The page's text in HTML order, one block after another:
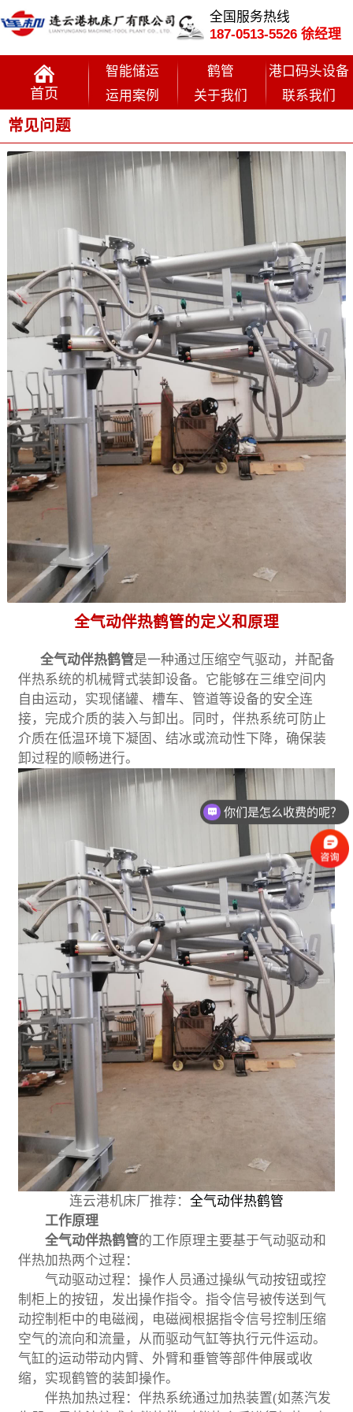
全国服务热线
187-0513-5526 徐经理
首页
智能储运 鹤管
港口码头设备
运用案例
关于我们 联系我们
常见问题
全气动伴热鹤管的定义和原理
全气动伴热鹤管是一种通过压缩空气驱动，并配备
伴热系统的机械臂式装卸设备。它能够在三维空间内
自由运动，实现储罐、槽车、管道等设备的安全连
接，完成介质的装入与卸出。同时，伴热系统可防止
介质在低温环境下凝固、结冰或流动性下降，确保装
卸过程的顺畅进行。
连云港机床厂推荐： 全气动伴热鹤管
工作原理
全气动伴热鹤管的工作原理主要基于气动驱动和
伴热加热两个过程：
气动驱动过程：操作人员通过操纵气动按钮或控
制柜上的按钮，发出操作指令。指令信号被传送到气
动控制柜中的电磁阀，电磁阀根据指令信号控制压缩
空气的流向和流量，从而驱动气缸等执行元件运动。
气缸的运动带动内臂、外臂和垂管等部件伸展或收
缩，实现鹤管的装卸操作。
伴热加热过程：伴热系统通过加热装置(如蒸汽发
你们是怎么收费的呢？